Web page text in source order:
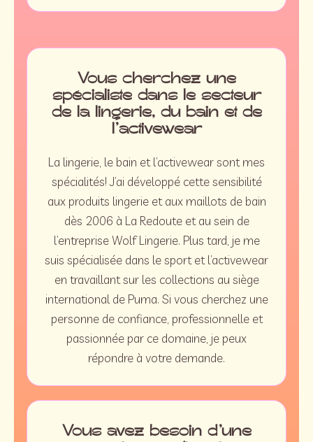
Vous cherchez une
spécialiste dans le secteur
de la lingerie, du bain et de
l’activewear
La lingerie, le bain et l’activewear sont mes
spécialités! J’ai développé cette sensibilité
aux produits lingerie et aux maillots de bain
dès 2006 à La Redoute et au sein de
l’entreprise Wolf Lingerie. Plus tard, je me
suis spécialisée dans le sport et l’activewear
en travaillant sur les collections au siège
international de Puma. Si vous cherchez une
personne de confiance, professionnelle et
passionnée par ce domaine, je peux
répondre à votre demande.
Vous avez besoin d’une